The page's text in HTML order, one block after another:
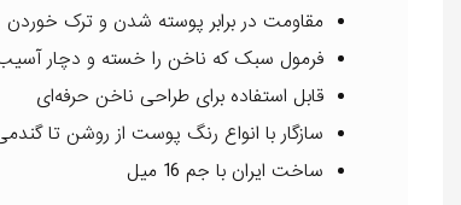
مقاومت در برابر پوسته شدن و ترک خوردن
فرمول سبک که ناخن را خسته و دچار
قابل استفاده برای طراحی ناخن حرفه‌ای
سازگار با انواع رنگ پوست از روشن تا
ساخت ایران با جم 16 میل